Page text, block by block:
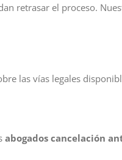
retrasar el proceso.
las vías legales
abogados cancelación